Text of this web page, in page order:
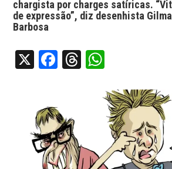
chargista por charges satíricas.
de expressão”, diz desenhista
Barbosa
X Facebook
Threads